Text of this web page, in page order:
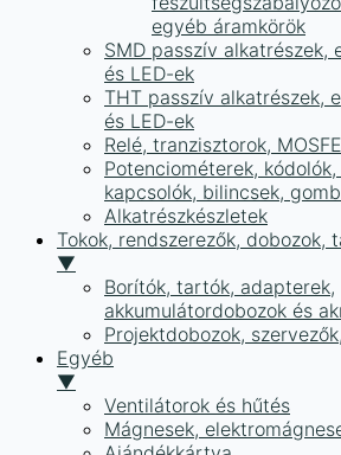
egyéb áramkörök
SMD passzív alkatrészek,
és LED-ek
THT passzív alkatrészek,
és LED-ek
Relé, tranzisztorok,
Potenciométerek,
kapcsolók, bilincsek,
Alkatrészkészletek
Tokok, rendszerezők, dobozok,
▼
Borítók, tartók, adapterek,
akkumulátordobozok és
Projektdobozok,
Egyéb
▼
Ventilátorok és hűtés
Mágnesek,